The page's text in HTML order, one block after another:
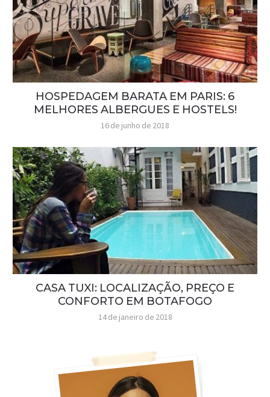
HOSPEDAGEM BARATA EM PARIS: 6
MELHORES ALBERGUES E HOSTELS!
16 de junho de 2018
CASA TUXI: LOCALIZAÇÃO, PREÇO E
CONFORTO EM BOTAFOGO
14 de janeiro de 2018